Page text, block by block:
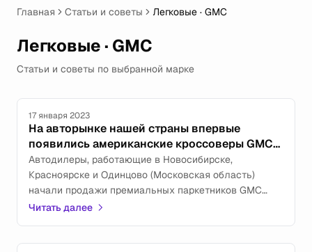
Главная Статьи и советы Легковые · GMC
Легковые · GMC
Статьи и советы по выбранной марке
17 января 2023
На авторынке нашей страны впервые
появились американские кроссоверы GMC
Terrain
Автодилеры, работающие в Новосибирске,
Красноярске и Одинцово (Московская область)
начали продажи премиальных паркетников GMC
Terrain, которые никогда не были официально
Читать далее